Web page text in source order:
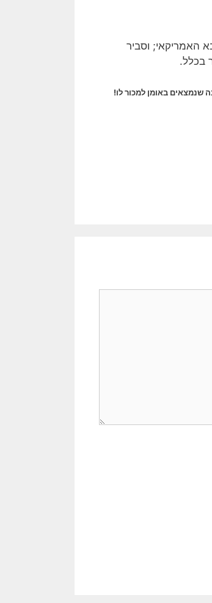
הזה מדיר כ- 60% ממשרתי הצבא האמריקאי; וסביר
בכלל.
שנמצאים באומן למכור לו!